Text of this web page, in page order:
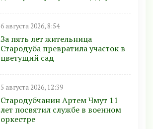
6 августа 2026, 8:54
За пять лет жительница
Стародуба превратила участок в
цветущий сад
5 августа 2026, 12:39
Стародубчанин Артем Чмут 11
лет посвятил службе в военном
оркестре